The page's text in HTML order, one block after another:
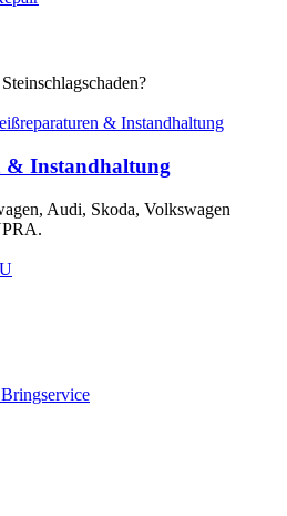
& Instandhaltung
Audi, Skoda, Volkswagen